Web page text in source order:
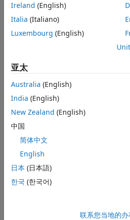
创建一个行向量 中是
A = 1×5
   1
Ireland (English)
Italia (Italiano)
Luxembourg (English)
亚太
Australia (English)
India (English)
New Zealand (English)
中国
简体中文
English
日本 (日本語)
한국 (한국어)
联系您当地的办